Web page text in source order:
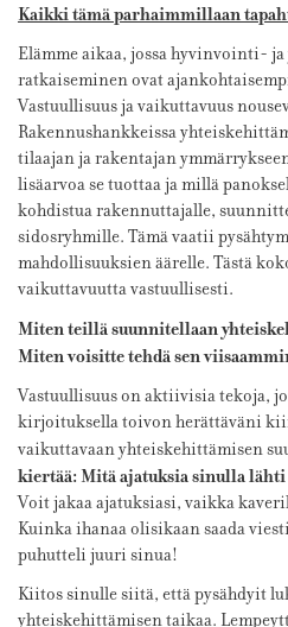
Kaikki tämä parhaimmillaan
Elämme aikaa, jossa hyvinvointi-
ratkaiseminen ovat
Vastuullisuus ja vaikuttavuus
Rakennushankkeissa
tilaajan ja rakentajan
lisäarvoa se tuottaa ja millä
kohdistua rakennuttajalle,
sidosryhmille. Tämä vaatii
mahdollisuuksien äärelle. Tästä
vaikuttavuutta vastuullisesti.
Miten teillä suunnitellaan
Miten voisitte tehdä sen
Vastuullisuus on aktiivisia tekoja,
kirjoituksella toivon herättäväni
vaikuttavaan yhteiskehittämisen
kiertää: Mitä ajatuksia sinulla
Voit jakaa ajatuksiasi, vaikka
Kuinka ihanaa olisikaan saada
puhutteli juuri sinua!
Kiitos sinulle siitä, että pysähdyit
yhteiskehittämisen taikaa.